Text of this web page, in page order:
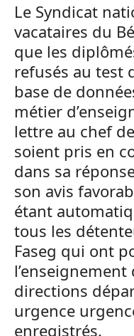
Le Syndicat
vacataires du
que les
refusés au test
base de
métier
lettre au chef
soient pris en
dans sa
son avis
étant
tous les
Faseg qui ont
directions
urgence
enregistrés.